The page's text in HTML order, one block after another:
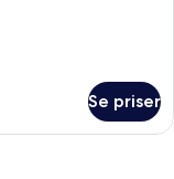
Se priser